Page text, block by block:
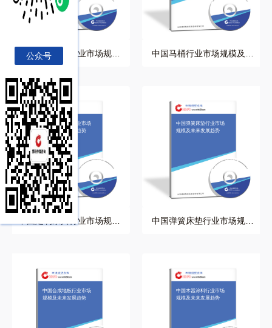
中国建材家居行业市场规模
及未来发展趋势
中国马桶行业市场规模及未
中国定制家具行业市场
规模及未来发展趋势
中国定制家具行业市场规模
中国弹簧床垫行业市场
规模及未来发展趋势
中国弹簧床垫行业市场规模
中国合成地板行业市场
规模及未来发展趋势
中国木器涂料行业市场
规模及未来发展趋势
公众号